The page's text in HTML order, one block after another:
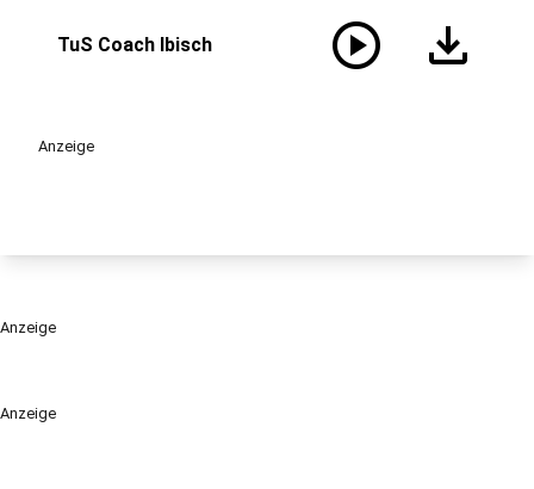
Anzeige
TuS Coach Ibisch play_circle download
Anzeige
Anzeige